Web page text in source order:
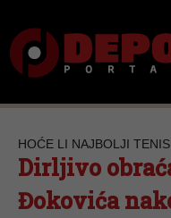
HOĆE LI NAJBOLJI
Dirljivo
Đokovića